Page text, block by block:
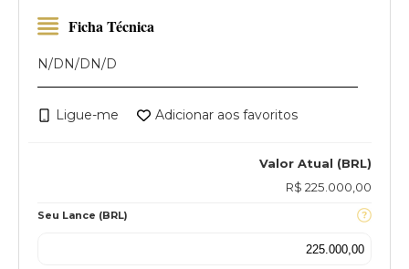
Valor Atual (BRL)
R$ 225.000,00
Seu Lance (BRL)
Ficha Técnica
N/D N/D N/D
Ligue-me Adicionar aos favoritos